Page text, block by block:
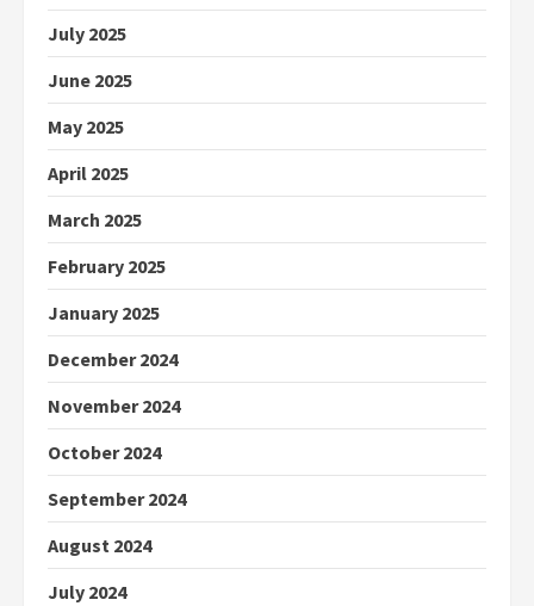
July 2025
June 2025
May 2025
April 2025
March 2025
February 2025
January 2025
December 2024
November 2024
October 2024
September 2024
August 2024
July 2024